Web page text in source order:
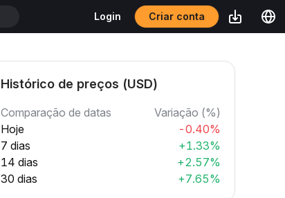
Login Criar conta
Histórico de preços (USD)
Comparação de datas
Variação (%)
Hoje
-0.40%
7 dias
+1.33%
14 dias
+2.57%
30 dias
+7.65%